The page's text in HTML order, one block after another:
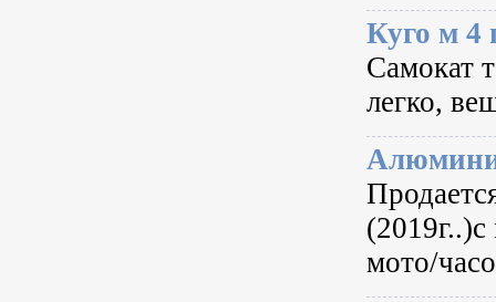
Куго м 4
Самокат
легко,
мото/